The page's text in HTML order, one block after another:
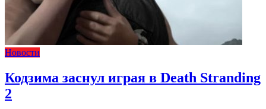
Новости
Кодзима заснул играя в Death Stranding
2